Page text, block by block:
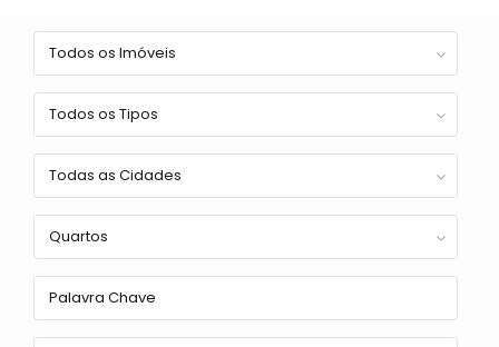
Todos os Imóveis
Todos os Tipos
Todas as Cidades
Quartos